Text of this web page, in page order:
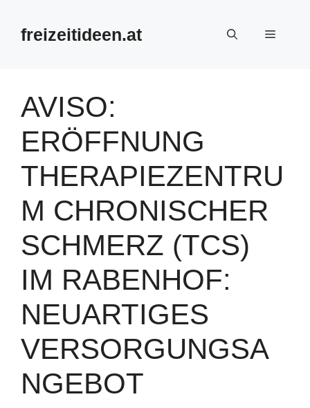
Inhalt
springenfreizeitideen.at Menü
AVISO:
ERÖFFNUNG
THERAPIEZENTRU
M CHRONISCHER
SCHMERZ (TCS)
IM RABENHOF:
NEUARTIGES
VERSORGUNGSA
NGEBOT